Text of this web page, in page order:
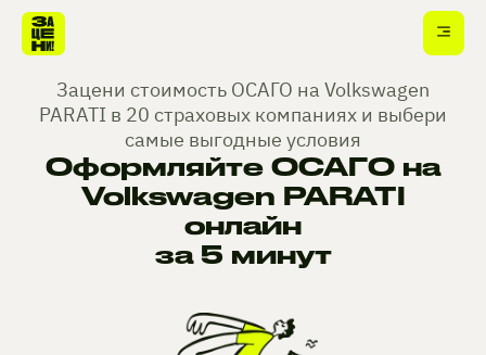
Зацени стоимость ОСАГО на Volkswagen
PARATI в 20 страховых компаниях и выбери
самые выгодные условия
Оформляйте ОСАГО на
Volkswagen PARATI
онлайн
за 5 минут